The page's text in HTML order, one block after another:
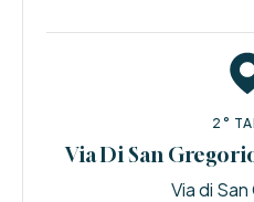
2°
Via Di San
Via di